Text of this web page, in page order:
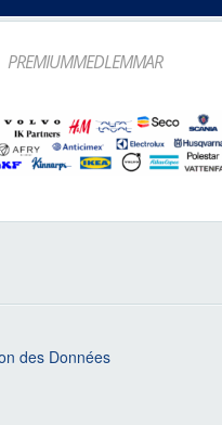
PREMIUMMEDLEMMAR
des Données